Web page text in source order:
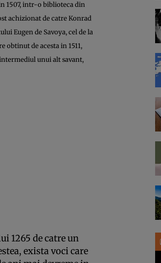
1507, intr-o biblioteca din
achizionat de catre Konrad
Eugen de Savoya, cel de la
obtinut de acesta in 1511,
unui alt savant,
1265 de catre un
exista voci care